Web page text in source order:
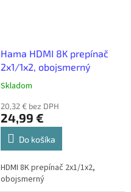
Hama HDMI 8K prepínač
2x1/1x2, obojsmerný
Skladom
20,32 € bez DPH
24,99 €
Do košíka
HDMI 8K prepínač 2x1/1x2,
obojsmerný